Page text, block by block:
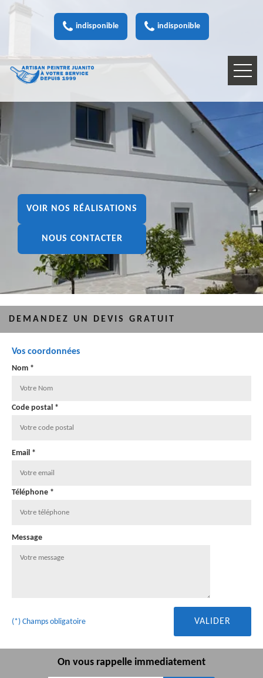
indisponible indisponible
VOIR NOS RÉALISATIONS
NOUS CONTACTER
DEMANDEZ UN DEVIS GRATUIT
Vos coordonnées
Nom *
Code postal *
Email *
Téléphone *
Message
(*) Champs obligatoire
On vous rappelle immediatement